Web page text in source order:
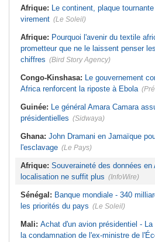
proches
Afrique: Le continent, plaque
virement (Le Soleil)
Afrique: Pourquoi l'avenir du textile
prometteur que ne le laissent penser les
chiffres (Bird Story Agency)
Congo-Kinshasa: Le gouvernement
Africa renforcent la riposte à Ebola
Guinée: Le général Amara Camara
présidentielles (Sidwaya)
Ghana: John Dramani en Jamaïque
l'esclavage (Le Pays)
Afrique: Souveraineté des données en
localisation ne suffit plus (InfoWire)
Sénégal: Banque mondiale - 340
les priorités du pays (Le Soleil)
Mali: Achat d'un avion présidentiel -
la condamnation de l'ex-ministre de